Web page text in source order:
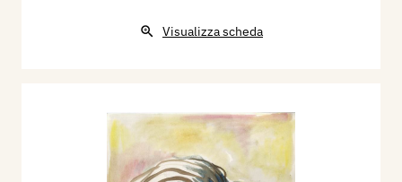
Visualizza scheda